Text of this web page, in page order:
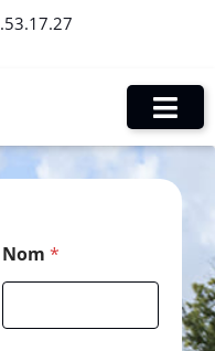
Nom *
d
e
P
o